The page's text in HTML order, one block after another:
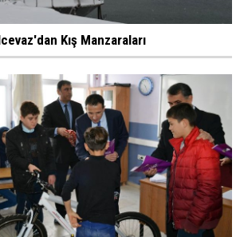
Kış Manzaraları